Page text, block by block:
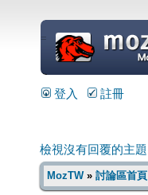
=
登入 註冊
檢視沒有回覆的主題
MozTW» 討論區首頁